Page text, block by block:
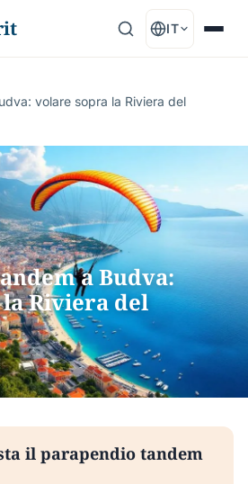
IT
volare sopra la Riviera del
a Budva:
Riviera del
il parapendio tandem